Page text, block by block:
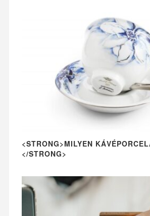
<STRONG>MILYEN
</STRONG>